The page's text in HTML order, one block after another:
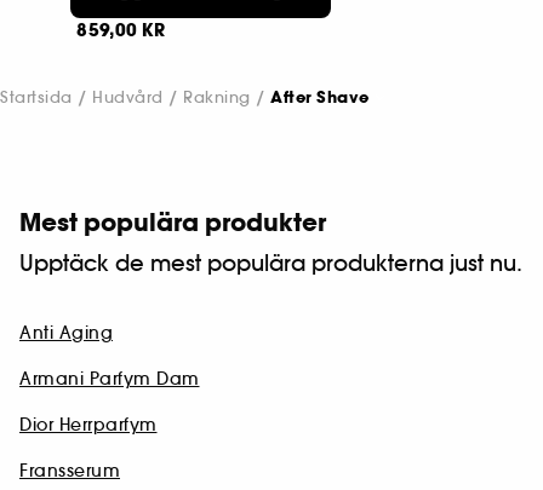
859,00 KR
Startsida Hudvård Rakning After Shave
Mest populära produkter
Upptäck de mest populära produkterna just nu.
Anti Aging
Armani Parfym Dam
Dior Herrparfym
Fransserum